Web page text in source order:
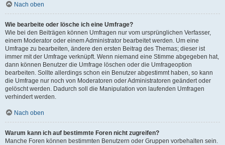
Nach oben
Wie bearbeite oder lösche ich eine Umfrage?
Wie bei den Beiträgen können Umfragen nur vom ursprünglichen Verfasser,
einem Moderator oder einem Administrator bearbeitet werden. Um eine
Umfrage zu bearbeiten, ändere den ersten Beitrag des Themas; dieser ist
immer mit der Umfrage verknüpft. Wenn niemand eine Stimme abgegeben hat,
dann können Benutzer die Umfrage löschen oder die Umfrageoption
bearbeiten. Sollte allerdings schon ein Benutzer abgestimmt haben, so kann
die Umfrage nur noch von Moderatoren oder Administratoren geändert oder
gelöscht werden. Dadurch soll die Manipulation von laufenden Umfragen
verhindert werden.
Nach oben
Warum kann ich auf bestimmte Foren nicht zugreifen?
Manche Foren können bestimmten Benutzern oder Gruppen vorbehalten sein.